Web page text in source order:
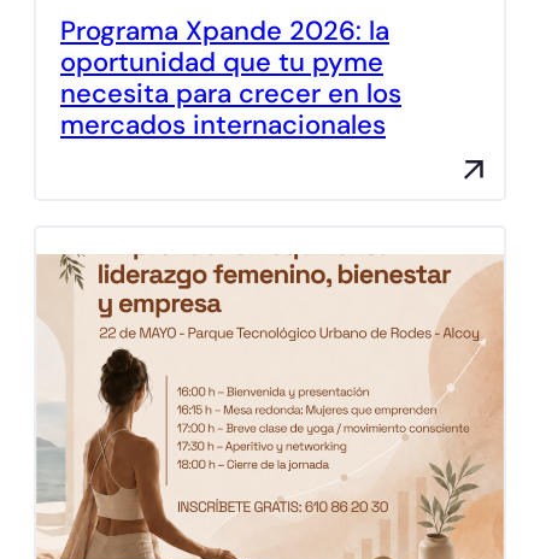
Programa Xpande 2026: la
oportunidad que tu pyme
necesita para crecer en los
mercados internacionales